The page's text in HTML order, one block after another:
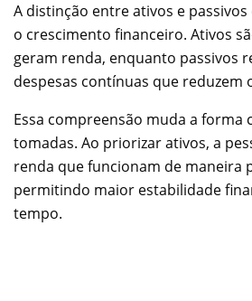
A distinção entre ativos e
o crescimento financeiro. Ativos
geram renda, enquanto passivos
despesas contínuas que reduzem
Essa compreensão muda a forma
tomadas. Ao priorizar ativos, a
renda que funcionam de maneira
permitindo maior estabilidade
tempo.